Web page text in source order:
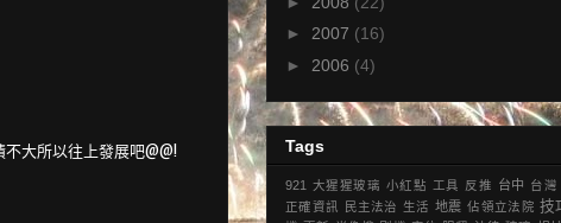
大所以往上發展吧@@!
► 2007 (16)
► 2006 (4)
Tags
921 大猩猩玻璃 小紅點 工具 反推 台中 台灣
正確資訊
民主法治 生活 地震 ‎佔領立法院‬ 技